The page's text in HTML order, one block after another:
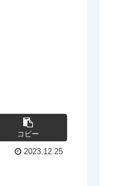
コピー
2023.12.25